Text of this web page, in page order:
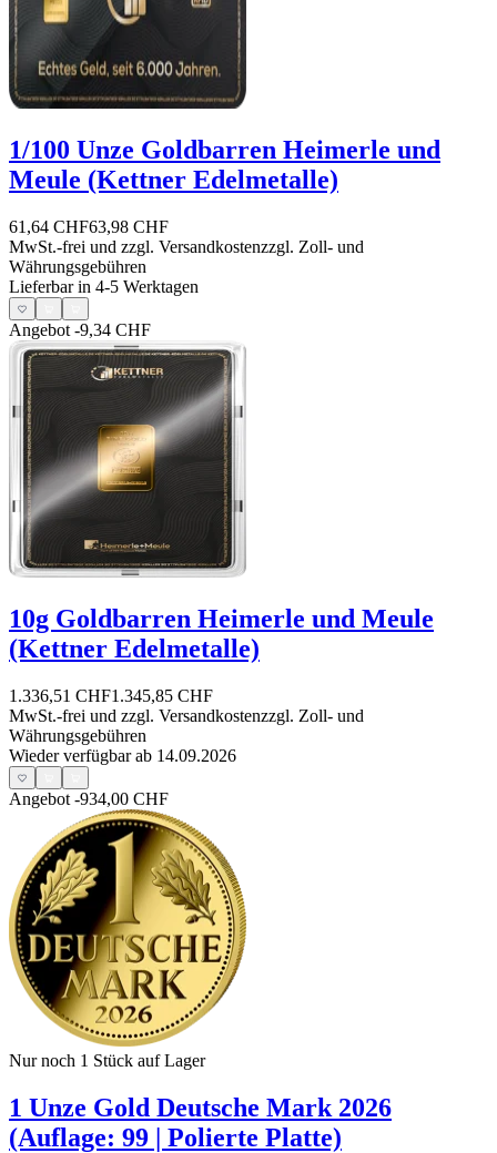
1/100 Unze Goldbarren Heimerle und
Meule (Kettner Edelmetalle)
61,64 CHF63,98 CHF
MwSt.-frei und zzgl. Versandkostenzzgl. Zoll- und
Währungsgebühren
Lieferbar in 4-5 Werktagen
Angebot -9,34 CHF
10g Goldbarren Heimerle und Meule
(Kettner Edelmetalle)
1.336,51 CHF1.345,85 CHF
MwSt.-frei und zzgl. Versandkostenzzgl. Zoll- und
Währungsgebühren
Wieder verfügbar ab 14.09.2026
Angebot -934,00 CHF
Nur noch 1 Stück auf Lager
1 Unze Gold Deutsche Mark 2026
(Auflage: 99 | Polierte Platte)